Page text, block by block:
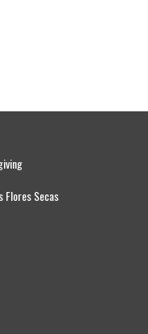
Flores Secas